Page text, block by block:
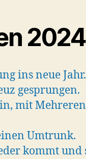
2024
ins neue Jahr.
gesprungen.
mit
Umtrunk.
kommt und